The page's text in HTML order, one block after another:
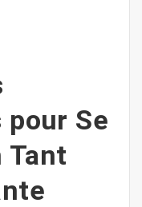
pour Se
Tant